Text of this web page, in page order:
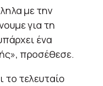
με την
για τη
ένα
προσέθεσε.
το τελευταίο